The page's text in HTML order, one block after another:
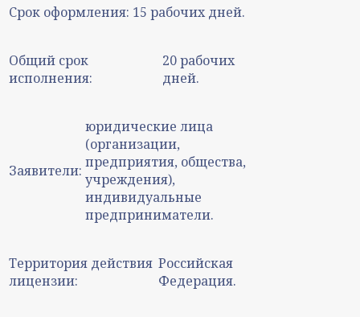
Срок оформления: 15 рабочих дней.
Общий срок
исполнения:
20 рабочих
дней.
Заявители:
юридические лица
(организации,
предприятия, общества,
учреждения),
индивидуальные
предприниматели.
Территория действия
лицензии:
Российская
Федерация.